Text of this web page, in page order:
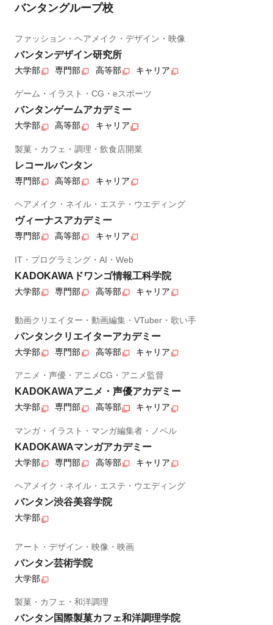
バンタングループ校
ファッション・ヘアメイク・デザイン・映像
バンタンデザイン研究所
大学部 専門部 高等部 キャリア
ゲーム・イラスト・CG・eスポーツ
バンタンゲームアカデミー
大学部 高等部 キャリア
製菓・カフェ・調理・飲食店開業
レコールバンタン
専門部 高等部 キャリア
ヘアメイク・ネイル・エステ・ウエディング
ヴィーナスアカデミー
専門部 高等部 キャリア
IT・プログラミング・AI・Web
KADOKAWAドワンゴ情報工科学院
大学部 専門部 高等部 キャリア
動画クリエイター・動画編集・VTuber・歌い手
バンタンクリエイターアカデミー
大学部 専門部 高等部 キャリア
アニメ・声優・アニメCG・アニメ監督
KADOKAWAアニメ・声優アカデミー
大学部 専門部 高等部 キャリア
マンガ・イラスト・マンガ編集者・ノベル
KADOKAWAマンガアカデミー
大学部 専門部 高等部 キャリア
ヘアメイク・ネイル・エステ・ウエディング
バンタン渋谷美容学院
大学部
アート・デザイン・映像・映画
バンタン芸術学院
大学部
製菓・カフェ・和洋調理
バンタン国際製菓カフェ和洋調理学院